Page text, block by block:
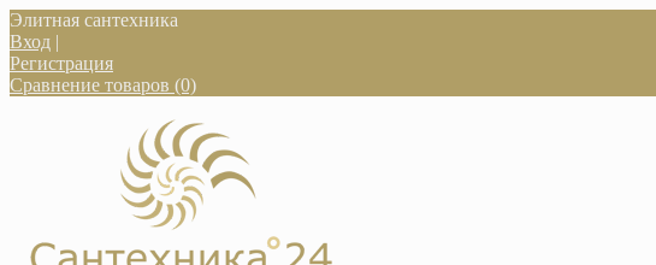
Элитная сантехника
Вход |
Регистрация
Сравнение товаров (0)